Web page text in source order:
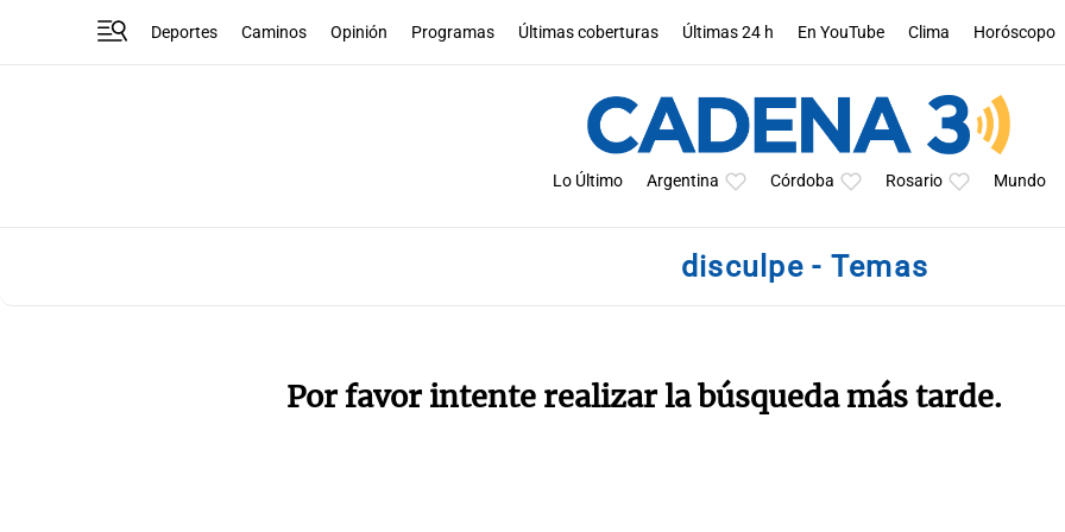
Deportes Caminos Opinión Programas Últimas coberturas Últimas 24 h En YouTube Clima Horóscopo
Lo Último Argentina Córdoba Rosario Mundo
disculpe - Temas
Por favor intente realizar la búsqueda más tarde.